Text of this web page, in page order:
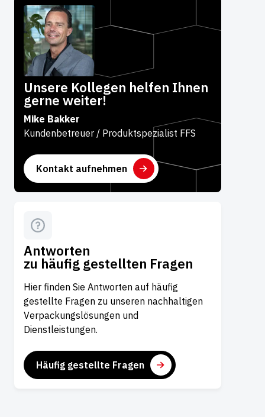
Unsere Kollegen helfen Ihnen
gerne weiter!
Mike Bakker
Kundenbetreuer / Produktspezialist FFS
Kontakt aufnehmen
Antworten
zu häufig gestellten Fragen
Hier finden Sie Antworten auf häufig
gestellte Fragen zu unseren nachhaltigen
Verpackungslösungen und
Dienstleistungen.
Häufig gestellte Fragen